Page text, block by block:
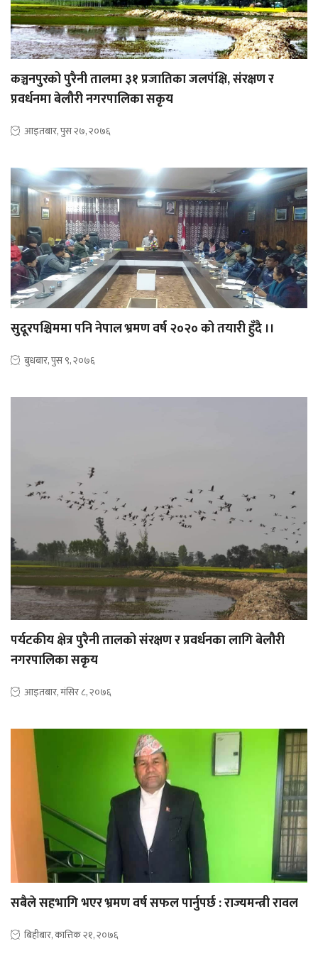
कञ्चनपुरको पुरैनी तालमा ३१ प्रजातिका जलपंक्षि, संरक्षण र
प्रवर्धनमा बेलौरी नगरपालिका सकृय
आइतबार, पुस २७, २०७६
सुदूरपश्चिममा पनि नेपाल भ्रमण वर्ष २०२० को तयारी हुँदै ।।
बुधबार, पुस ९, २०७६
पर्यटकीय क्षेत्र पुरैनी तालको संरक्षण र प्रवर्धनका लागि बेलौरी
नगरपालिका सकृय
आइतबार, मंसिर ८, २०७६
सबैले सहभागि भएर भ्रमण वर्ष सफल पार्नुपर्छ : राज्यमन्त्री रावल
बिहीबार, कात्तिक २१, २०७६